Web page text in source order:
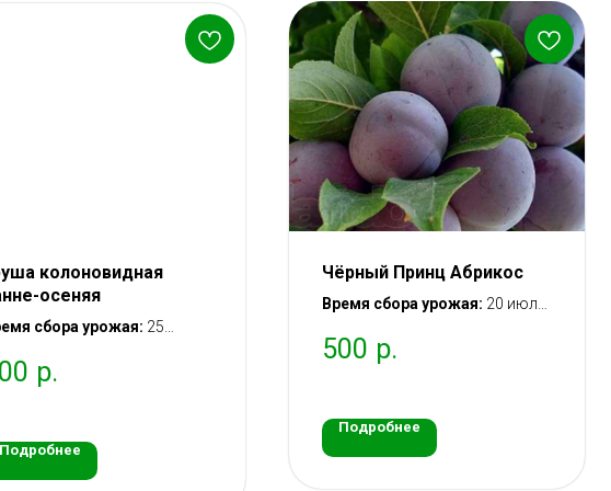
колоновидная
осеняя
сбора урожая: 25
р.
Подробнее
Чёрный Принц Абрикос
Время сбора урожая: 20 июля
Вступление в плодоношение:
500 р.
Подробнее